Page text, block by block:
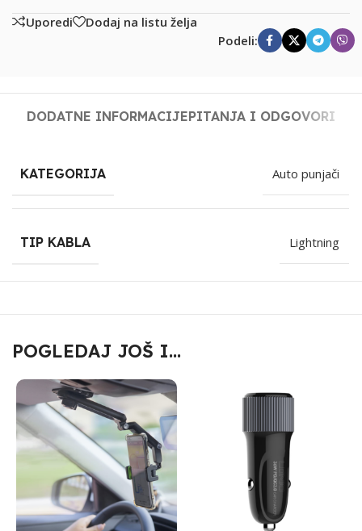
Uporedi
Dodaj na listu želja
Podeli:
DODATNE INFORMACIJEPITANJA I ODGOVORI
KATEGORIJA Auto punjači
TIP KABLA Lightning
POGLEDAJ JOŠ I...